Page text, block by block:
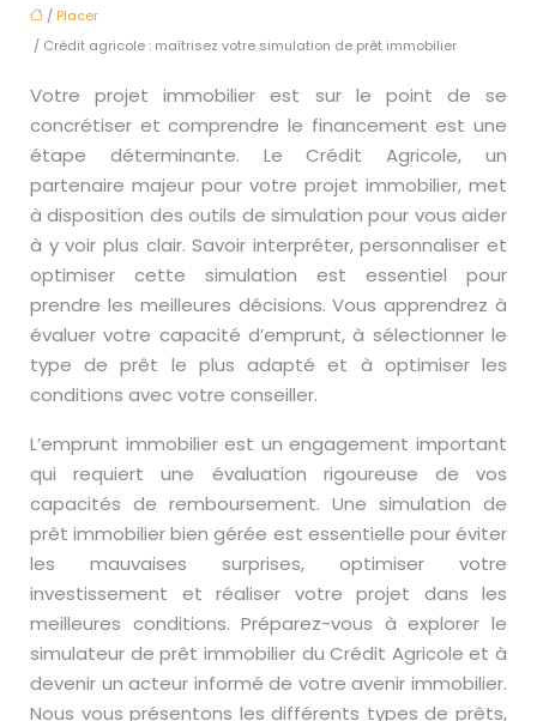
/ Placer
/ Crédit agricole : maîtrisez votre simulation de prêt immobilier
Votre projet immobilier est sur le point de se
concrétiser et comprendre le financement est une
étape déterminante. Le Crédit Agricole, un
partenaire majeur pour votre projet immobilier, met
à disposition des outils de simulation pour vous aider
à y voir plus clair. Savoir interpréter, personnaliser et
optimiser cette simulation est essentiel pour
prendre les meilleures décisions. Vous apprendrez à
évaluer votre capacité d’emprunt, à sélectionner le
type de prêt le plus adapté et à optimiser les
conditions avec votre conseiller.
L’emprunt immobilier est un engagement important
qui requiert une évaluation rigoureuse de vos
capacités de remboursement. Une simulation de
prêt immobilier bien gérée est essentielle pour éviter
les mauvaises surprises, optimiser votre
investissement et réaliser votre projet dans les
meilleures conditions. Préparez-vous à explorer le
simulateur de prêt immobilier du Crédit Agricole et à
devenir un acteur informé de votre avenir immobilier.
Nous vous présentons les différents types de prêts,